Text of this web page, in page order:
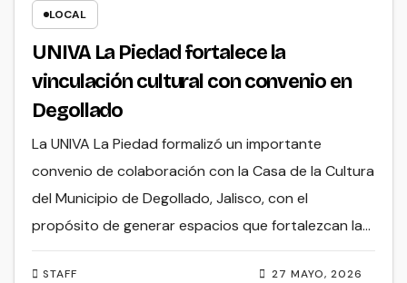
LOCAL
UNIVA La Piedad fortalece la
vinculación cultural con convenio en
Degollado
27 MAYO, 2026
STAFF
La UNIVA La Piedad formalizó un importante
convenio de colaboración con la Casa de la Cultura
del Municipio de Degollado, Jalisco, con el
propósito de generar espacios que fortalezcan la…